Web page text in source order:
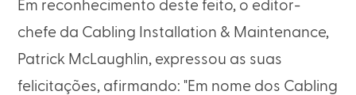
Em reconhecimento deste feito, o editor-
chefe da Cabling Installation & Maintenance,
Patrick McLaughlin, expressou as suas
felicitações, afirmando: "Em nome dos Cabling